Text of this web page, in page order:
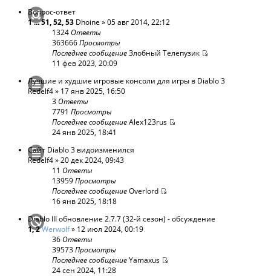
Вопрос-ответ
1...51,52,53 Dhoine » 05 авг 2014, 22:12
1324Ответы
363666Просмотры
Последнее сообщениеЗлобный Телепузик
11 фев 2023, 20:09
Лучшие и худшие игровые консоли для игры в Diablo 3
Redelf4» 17 янв 2025, 16:50
3Ответы
7791 Просмотры
Последнее сообщениеAlex123rus
24 янв 2025, 18:41
Сайт Diablo 3 видоизменился
Redelf4» 20 дек 2024, 09:43
11 Ответы
13959Просмотры
Последнее сообщениеOverlord
16 янв 2025, 18:18
Diablo III обновление 2.7.7 (32-й сезон) - обсуждение
1,2Werwolf» 12 июл 2024, 00:19
36Ответы
39573Просмотры
Последнее сообщениеYamaxus
24 сен 2024, 11:28